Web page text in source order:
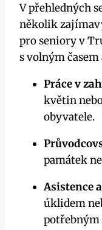
V přehledných
několik
pro seniory v
s volným
Práce v
květin
obyvatele.
památek
Asistence
úklidem
potřebným